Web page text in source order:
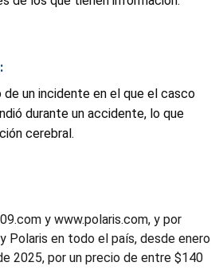
un incidente en el que el casco
durante un accidente, lo que
cerebral.
y www.polaris.com, y por
Polaris en todo el país, desde enero
2025, por un precio de entre $140